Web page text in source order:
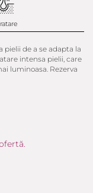
de a se adapta la
intensa pielii, care
luminoasa. Rezerva